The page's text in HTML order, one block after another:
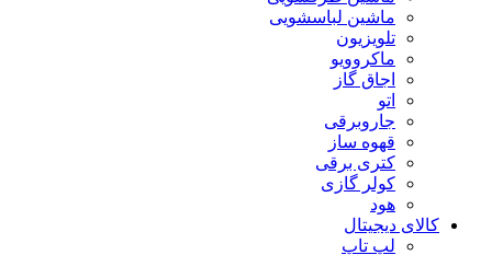
ماشین لباسشویی
تلویزیون
ماکروویو
اجاق گاز
اتو
جاروبرقی
قهوه ساز
کتری برقی
کولر گازی
هود
کالای دیجیتال
لپ تاپ